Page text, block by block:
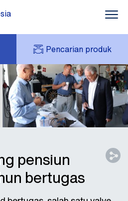
Pencarian produk
PERTANYAAN
AVK SAYA
AVK HOLDING (GROUP)
pensiun
bertugas